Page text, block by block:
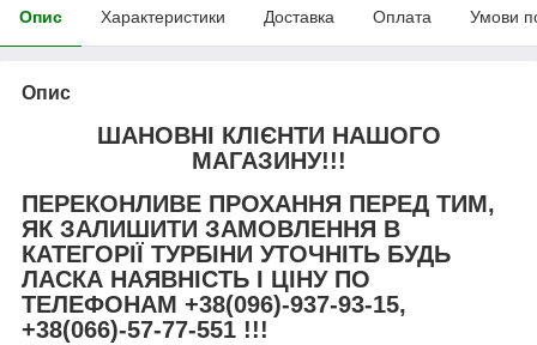
Опис Характеристики Доставка Оплата Умови
Опис
ШАНОВНІ КЛІЄНТИ НАШОГО
МАГАЗИНУ!!!
ПЕРЕКОНЛИВЕ ПРОХАННЯ ПЕРЕД ТИМ,
ЯК ЗАЛИШИТИ ЗАМОВЛЕННЯ В
КАТЕГОРІЇ ТУРБІНИ УТОЧНІТЬ БУДЬ
ЛАСКА НАЯВНІСТЬ І ЦІНУ ПО
ТЕЛЕФОНАМ +38(096)-937-93-15,
+38(066)-57-77-551 !!!